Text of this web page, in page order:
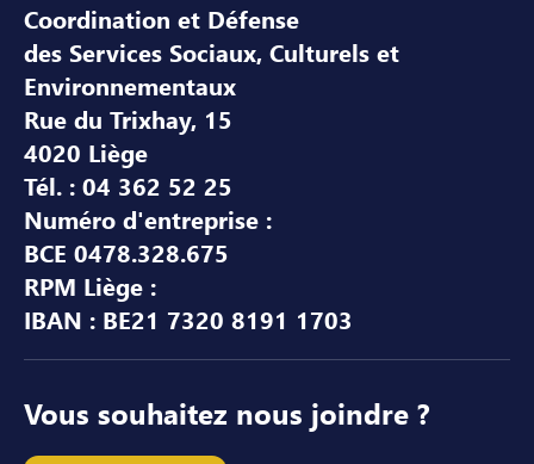
Coordination et Défense
des Services Sociaux, Culturels et
Environnementaux
Rue du Trixhay, 15
4020 Liège
Tél. : 04 362 52 25
Numéro d'entreprise :
BCE 0478.328.675
RPM Liège :
IBAN : BE21 7320 8191 1703
Vous souhaitez nous joindre ?